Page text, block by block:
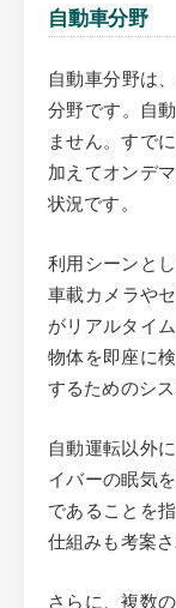
自動車分野
自動車分野は
分野です。自
ません。すで
加えてオンデ
状況です。
利用シーンと
車載カメラや
がリアルタイ
物体を即座に
するためのシ
自動運転以外
イバーの眠気
であることを
仕組みも考案さ
さらに、複数